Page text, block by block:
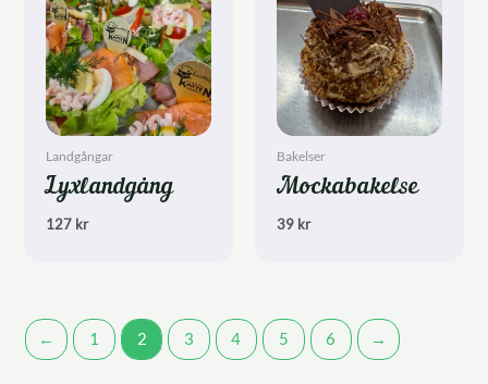
Landgångar
Lyxlandgång
127 kr
Bakelser
Mockabakelse
39 kr
← 1 2 3 4 5 6 →